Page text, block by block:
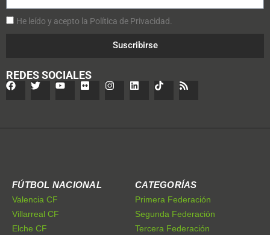
He leído y acepto la Política de Privacidad.
Suscribirse
REDES SOCIALES
FÚTBOL NACIONAL
Valencia CF
Villarreal CF
Elche CF
CATEGORÍAS
Primera Federación
Segunda Federación
Tercera Federación